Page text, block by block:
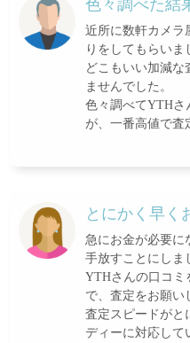
色々調べた結
近所に数軒カメラ
りをしてもらいま
どこもいい加減な
ませんでした。
色々調べてYTHさ
が、一番高値で査
とにかく早く
急にお金が必要に
手放すことにしま
YTHさんの口コミ
で、査定をお願い
査定スピードがと
ディーに対応して